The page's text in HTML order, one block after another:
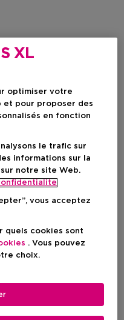
XL
optimiser votre
et pour proposer des
en fonction
le trafic sur
informations sur la
notre site Web.
vous acceptez
quels cookies sont
. Vous pouvez
choix.